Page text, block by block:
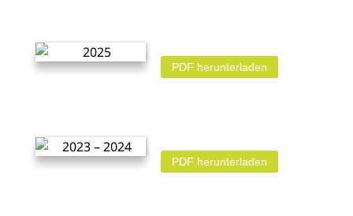
PDF herunterladen
PDF herunterladen